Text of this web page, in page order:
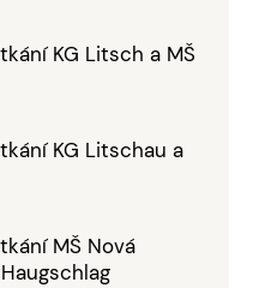
KG Litsch a MŠ
KG Litschau a
MŠ Nová